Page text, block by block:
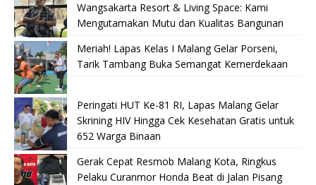
Wangsakarta Resort & Living Space: Kami
Mengutamakan Mutu dan Kualitas Bangunan
Meriah! Lapas Kelas I Malang Gelar Porseni,
Tarik Tambang Buka Semangat Kemerdekaan
Peringati HUT Ke-81 RI, Lapas Malang Gelar
Skrining HIV Hingga Cek Kesehatan Gratis untuk
652 Warga Binaan
Gerak Cepat Resmob Malang Kota, Ringkus
Pelaku Curanmor Honda Beat di Jalan Pisang